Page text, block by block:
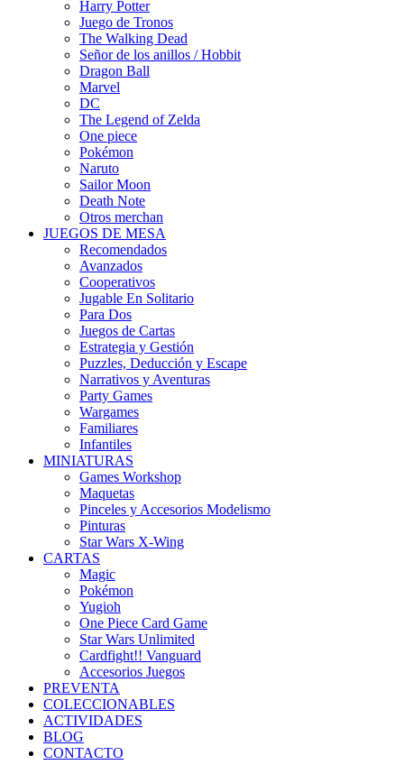
Harry Potter
Juego de Tronos
The Walking Dead
Señor de los anillos / Hobbit
Dragon Ball
Marvel
DC
The Legend of Zelda
One piece
Pokémon
Naruto
Sailor Moon
Death Note
Otros merchan
JUEGOS DE MESA
Recomendados
Avanzados
Cooperativos
Jugable En Solitario
Para Dos
Juegos de Cartas
Estrategia y Gestión
Puzzles, Deducción y Escape
Narrativos y Aventuras
Party Games
Wargames
Familiares
Infantiles
MINIATURAS
Games Workshop
Maquetas
Pinceles y Accesorios Modelismo
Pinturas
Star Wars X-Wing
CARTAS
Magic
Pokémon
Yugioh
One Piece Card Game
Star Wars Unlimited
Cardfight!! Vanguard
Accesorios Juegos
PREVENTA
COLECCIONABLES
ACTIVIDADES
BLOG
CONTACTO